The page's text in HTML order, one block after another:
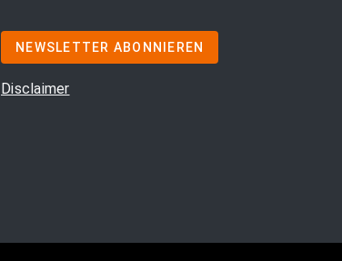
NEWSLETTER ABONNIEREN
Disclaimer